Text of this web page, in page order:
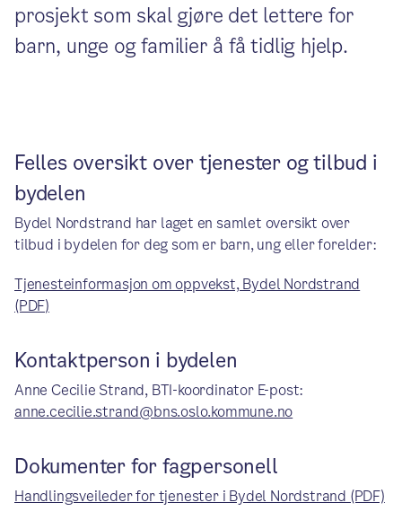
prosjekt som skal gjøre det lettere for
barn, unge og familier å få tidlig hjelp.
Felles oversikt over tjenester og tilbud i
bydelen
Bydel Nordstrand har laget en samlet oversikt over
tilbud i bydelen for deg som er barn, ung eller forelder:
Tjenesteinformasjon om oppvekst, Bydel Nordstrand
(PDF)
Kontaktperson i bydelen
Anne Cecilie Strand, BTI-koordinator E-post:
anne.cecilie.strand@bns.oslo.kommune.no
Dokumenter for fagpersonell
Handlingsveileder for tjenester i Bydel Nordstrand (PDF)